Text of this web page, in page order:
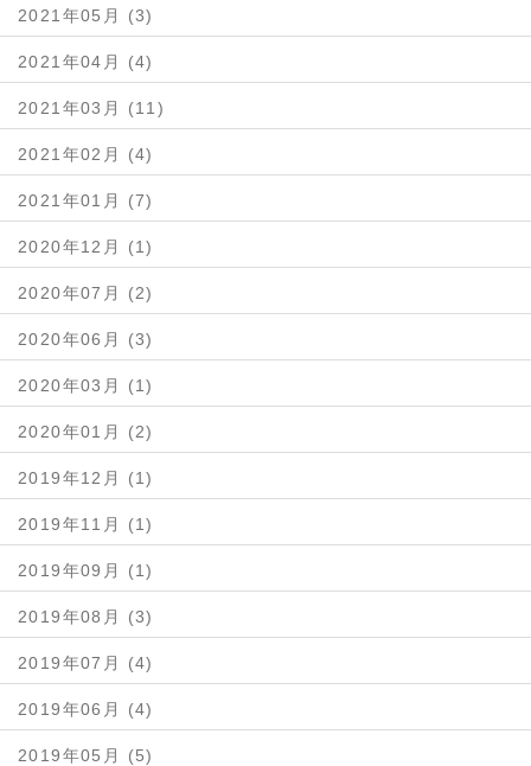
2021年05月 (3)
2021年04月 (4)
2021年03月 (11)
2021年02月 (4)
2021年01月 (7)
2020年12月 (1)
2020年07月 (2)
2020年06月 (3)
2020年03月 (1)
2020年01月 (2)
2019年12月 (1)
2019年11月 (1)
2019年09月 (1)
2019年08月 (3)
2019年07月 (4)
2019年06月 (4)
2019年05月 (5)